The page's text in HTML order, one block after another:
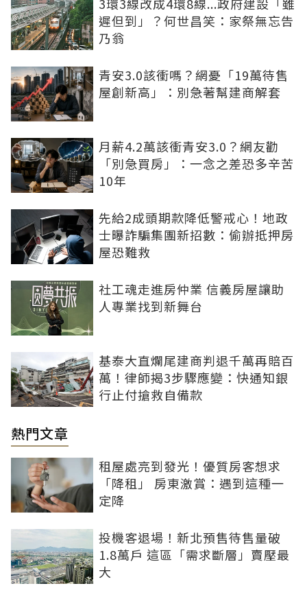
3環3線改成4環8線...政府建設「雖
遲但到」？何世昌笑：家祭無忘告
乃翁
青安3.0該衝嗎？網憂「19萬待售
屋創新高」：別急著幫建商解套
月薪4.2萬該衝青安3.0？網友勸
「別急買房」：一念之差恐多辛苦
10年
先給2成頭期款降低警戒心！地政
士曝詐騙集團新招數：偷辦抵押房
屋恐難救
社工魂走進房仲業 信義房屋讓助
人專業找到新舞台
基泰大直爛尾建商判退千萬再賠百
萬！律師揭3步驟應變：快通知銀
行止付搶救自備款
熱門文章
租屋處亮到發光！優質房客想求
「降租」 房東激賞：遇到這種一
定降
投機客退場！新北預售待售量破
1.8萬戶 這區「需求斷層」賣壓最
大